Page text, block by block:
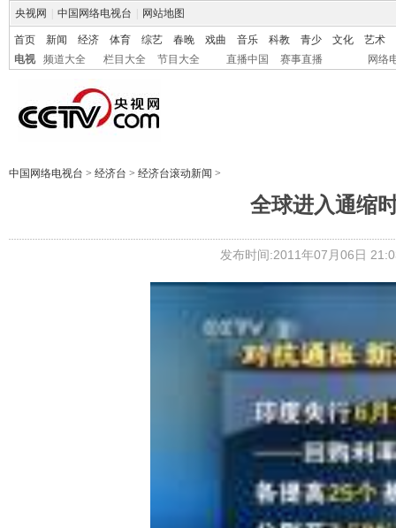
央视网 中国网络电视台 网站地图
首页 新闻 经济 体育 综艺 春晚 戏曲 音乐 科教 青少 文化
艺术
电视
频道大全 栏目大全 节目大全 直播中国 赛事直播 网络
中国网络电视台 > 经济台 > 经济台滚动新闻 >
全球进入通缩
发布时间:2011年07月06日